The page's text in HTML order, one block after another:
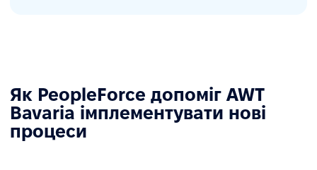
Як PeopleForce допоміг AWT
Bavaria імплементувати нові
процеси